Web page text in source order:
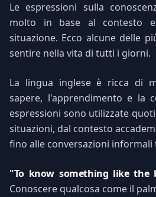
Le espressioni sulla
molto in base al contesto
situazione. Ecco alcune delle
sentire nella vita di tutti i giorni.
La lingua inglese è ricca di
sapere, l'apprendimento e la
espressioni sono utilizzate
situazioni, dal contesto
fino alle conversazioni informali
"To know something like the
Conoscere qualcosa come il